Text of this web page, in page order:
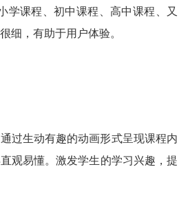
学课程、初中课程、高中课程、又
细，有助于用户体验。
过生动有趣的动画形式呈现课程内
观易懂。激发学生的学习兴趣，提